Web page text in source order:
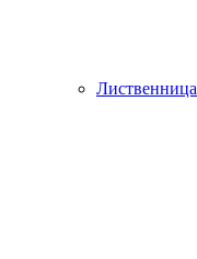
Лиственница